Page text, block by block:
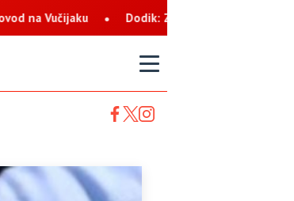
Dodik: Zukan Helez ekstremista koji svaku priliku